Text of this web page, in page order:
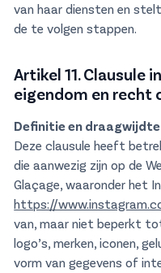
van haar diensten en
de te volgen stappen.
Artikel 11. Clausule
eigendom en recht
Definitie en
Deze clausule heeft
die aanwezig zijn op de
Glaçage, waaronder het
https://
van, maar niet beperkt
logo’s, merken, iconen,
vorm van gegevens of